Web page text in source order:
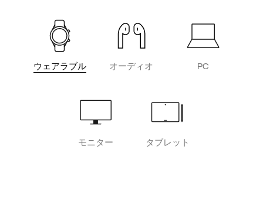
ウェアラブル オーディオ PC
モニター タブレット